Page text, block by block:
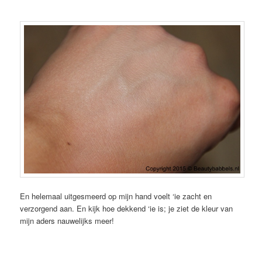
En helemaal uitgesmeerd op mijn hand voelt ‘ie zacht en
verzorgend aan. En kijk hoe dekkend ‘ie is; je ziet de kleur van
mijn aders nauwelijks meer!